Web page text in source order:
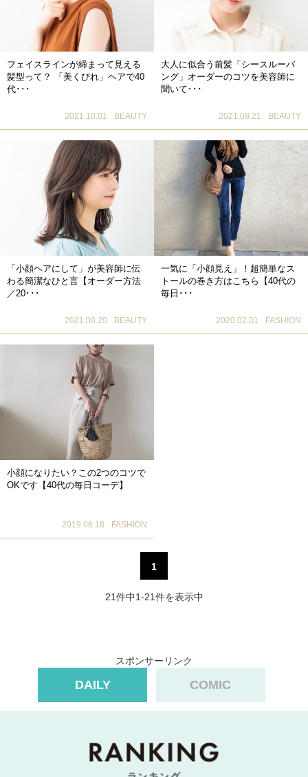
フェイスラインが締まって見える
髪型って？ 「美くびれ」ヘアで40
代･･･
2021.10.01 BEAUTY
大人に似合う前髪「シースルーバ
ング」オーダーのコツを美容師に
聞いて･･･
2021.08.21 BEAUTY
「小顔ヘアにして」が美容師に伝
わる簡潔なひと言【オーダー方法
／20･･･
2021.08.20 BEAUTY
一気に「小顔見え」！超簡単なス
トールの巻き方はこちら【40代の
毎日･･･
2020.02.01 FASHION
小顔になりたい？この2つのコツで
OKです【40代の毎日コーデ】
2019.06.18 FASHION
1
21件中1-21件を表示中
スポンサーリンク
DAILY COMIC